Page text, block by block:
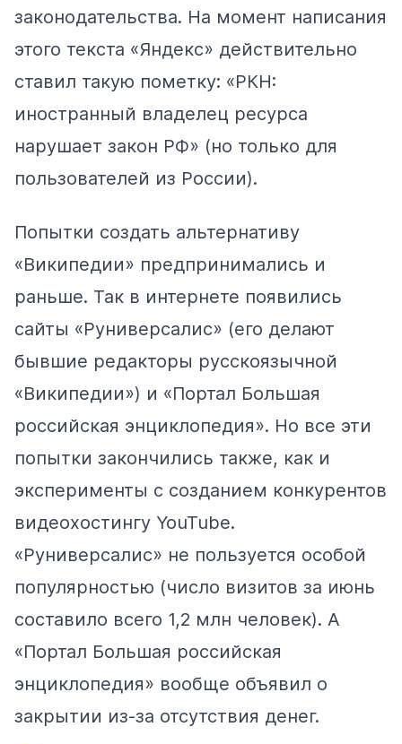
законодательства. На момент написания
этого текста «Яндекс» действительно
ставил такую пометку: «РКН:
иностранный владелец ресурса
нарушает закон РФ» (но только для
пользователей из России).
Попытки создать альтернативу
«Википедии» предпринимались и
раньше. Так в интернете появились
сайты «Руниверсалис» (его делают
бывшие редакторы русскоязычной
«Википедии») и «Портал Большая
российская энциклопедия». Но все эти
попытки закончились также, как и
эксперименты с созданием конкурентов
видеохостингу YouTube.
«Руниверсалис» не пользуется особой
популярностью (число визитов за июнь
составило всего 1,2 млн человек). А
«Портал Большая российская
энциклопедия» вообще объявил о
закрытии из-за отсутствия денег.